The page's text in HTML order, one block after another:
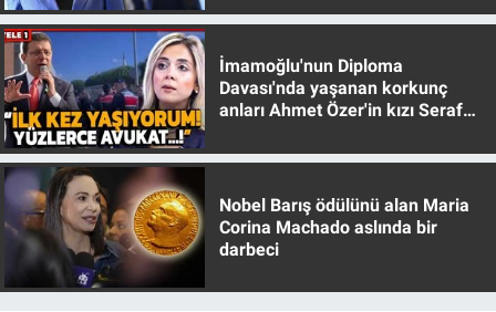
İmamoğlu'nun Diploma
Davası'nda yaşanan korkunç
anları Ahmet Özer'in kızı Seraf
Nobel Barış ödülünü alan Maria
Corina Machado aslında bir
darbeci